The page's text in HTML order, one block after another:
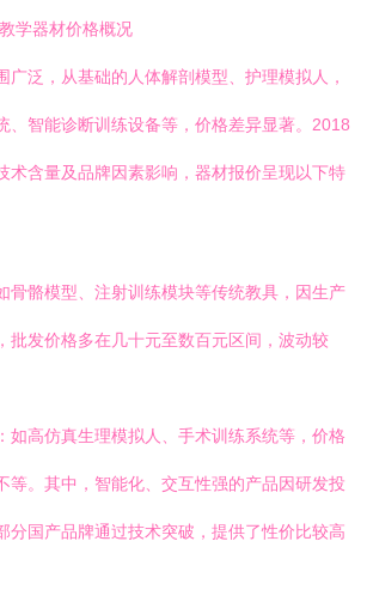
学器材价格概况
广泛，从基础的人体解剖模型、护理模拟人，
、智能诊断训练设备等，价格差异显著。2018
术含量及品牌因素影响，器材报价呈现以下特
骨骼模型、注射训练模块等传统教具，因生产
批发价格多在几十元至数百元区间，波动较
如高仿真生理模拟人、手术训练系统等，价格
等。其中，智能化、交互性强的产品因研发投
分国产品牌通过技术突破，提供了性价比较高